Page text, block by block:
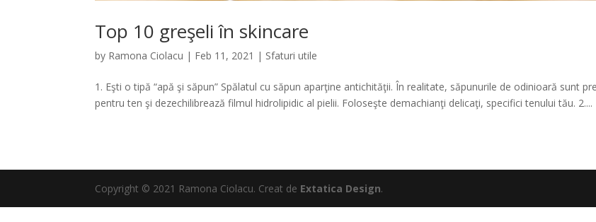
Top 10 greşeli în skincare
by Ramona Ciolacu | Feb 11, 2021 | Sfaturi utile
1. Eşti o tipă “apă şi săpun” Spălatul cu săpun aparţine antichităţii. În realitate, săpunurile de odinioară sunt
pentru ten şi dezechilibrează filmul hidrolipidic al pielii. Foloseşte demachianţi delicaţi, specifici tenului tău. 2....
Copyright © 2021 Ramona Ciolacu. Creat de Extatica Design.